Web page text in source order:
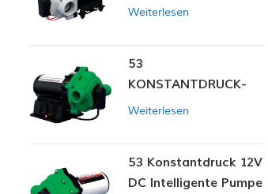
Weiterlesen
53
KONSTANTDRUCK-
INTELLIGENTE PUMPE
Weiterlesen
53 Konstantdruck 12V
DC Intelligente Pumpe